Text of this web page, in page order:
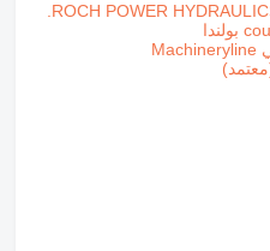
ROCH POWER
بولندا